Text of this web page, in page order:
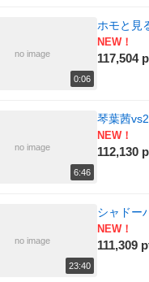
no image
0:06
ホモと見
NEW！
117,504
no image
6:46
琴葉茜
NEW！
112,130
no image
23:40
シャドー
NEW！
111,309